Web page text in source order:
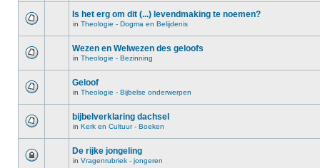
Is het erg om dit (...) levendmaking te noemen?
in Theologie - Dogma en Belijdenis
Wezen en Welwezen des geloofs
in Theologie - Bezinning
Geloof
in Theologie - Bijbelse onderwerpen
bijbelverklaring dachsel
in Kerk en Cultuur - Boeken
De rijke jongeling
in Vragenrubriek - jongeren